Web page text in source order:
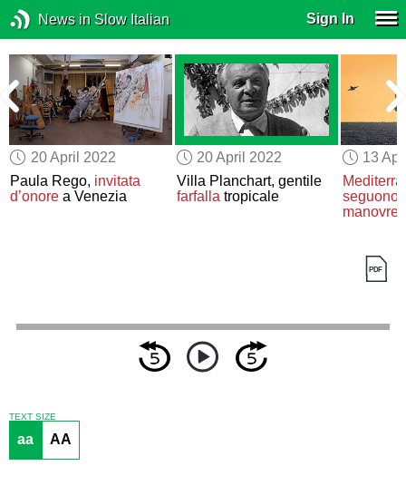
News in Slow Italian Sign In
20 April 2022
Paula Rego, invitata
d’onore a Venezia
20 April 2022
Villa Planchart, gentile
farfallatropicale
13
seguono
manovre
TEXT SIZE
aa AA